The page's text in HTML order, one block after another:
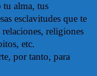
tu alma, tus
esclavitudes que te
religiones
etc.
por tanto, para